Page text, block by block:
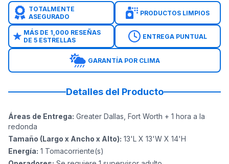
TOTALMENTE
ASEGURADO
PRODUCTOS LIMPIOS
MÁS DE 1,000 RESEÑAS
DE 5 ESTRELLAS
ENTREGA PUNTUAL
GARANTÍA POR CLIMA
Detalles del Producto
Áreas de Entrega: Greater Dallas, Fort Worth + 1 hora a la
redonda
Tamaño (Largo x Ancho x Alto): 13'L X 13'W X 14'H
Energía: 1 Tomacorriente(s)